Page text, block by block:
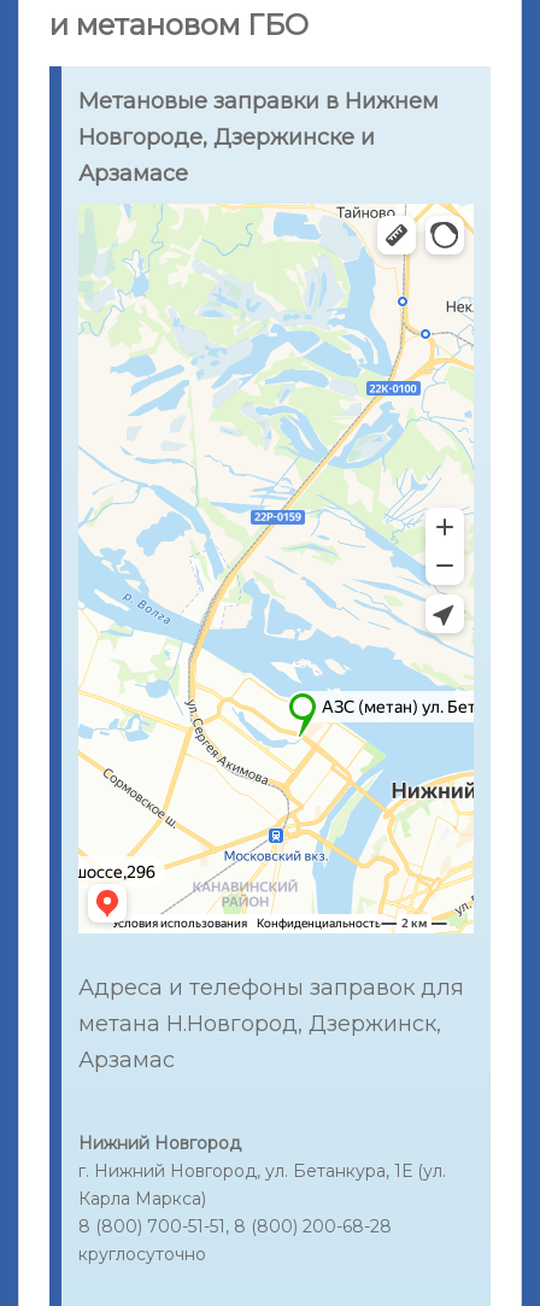
и метановом ГБО
Метановые заправки в Нижнем
Новгороде, Дзержинске и
Арзамасе
Адреса и телефоны заправок для
метана Н.Новгород, Дзержинск,
Арзамас
Нижний Новгород
г. Нижний Новгород, ул. Бетанкура, 1Е (ул.
Карла Маркса)
8 (800) 700-51-51, 8 (800) 200-68-28
круглосуточно